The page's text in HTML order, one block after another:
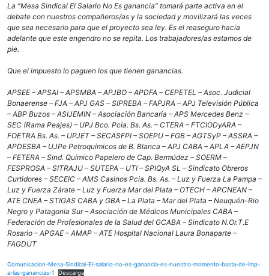
La “Mesa Sindical El Salario No Es ganancia” tomará parte activa en el
debate con nuestros compañeros/as y la sociedad y movilizará las veces
que sea necesario para que el proyecto sea ley. Es el reaseguro hacia
adelante que este engendro no se repita. Los trabajadores/as estamos de
pie.
Que el impuesto lo paguen los que tienen ganancias.
APSEE – APSAI – APSMBA – APJBO – APDFA – CEPETEL – Asoc. Judicial
Bonaerense – FJA – APJ GAS – SIPREBA – FAPJRA – APJ Televisión Pública
– ABP Buzos – ASIJEMIN – Asociación Bancaria – APS Mercedes Benz –
SEC (Rama Peajes) – UPJ Bco. Pcia. Bs. As. – CTERA – FTCIODyARA –
FOETRA Bs. As. – UPJET – SECASFPI – SOEPU – FGB – AGTSyP – ASSRA –
APDESBA – UJPe Petroquímicos de B. Blanca – APJ CABA – APLA – AEPJN
– FETERA – Sind. Químico Papelero de Cap. Bermúdez – SOERM –
FESPROSA – SITRAJU – SUTEPA – UTI – SPIQyA SL – Sindicato Obreros
Curtidores – SECEIC – AMS Casinos Pcia. Bs. As. – Luz y Fuerza La Pampa –
Luz y Fuerza Zárate – Luz y Fuerza Mar del Plata – OTECH – APCNEAN –
ATE CNEA – STIGAS CABA y GBA – La Plata – Mar del Plata – Neuquén-Rio
Negro y Patagonia Sur – Asociación de Médicos Municipales CABA –
Federación de Profesionales de la Salud del GCABA – Sindicato N.Or.T.E
Rosario – APGAE – AMAP – ATE Hospital Nacional Laura Bonaparte –
FAGDUT
Comunicacion-Mesa-Sindical-El-salario-no-es-ganancia-es-nuestro-momento-basta-de-imp-
a-las-ganancias-1
Descarga